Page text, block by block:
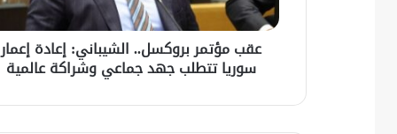
عقب مؤتمر بروكسل.. الشيباني: إعادة إعمار
سوريا تتطلب جهد جماعي وشراكة عالمية